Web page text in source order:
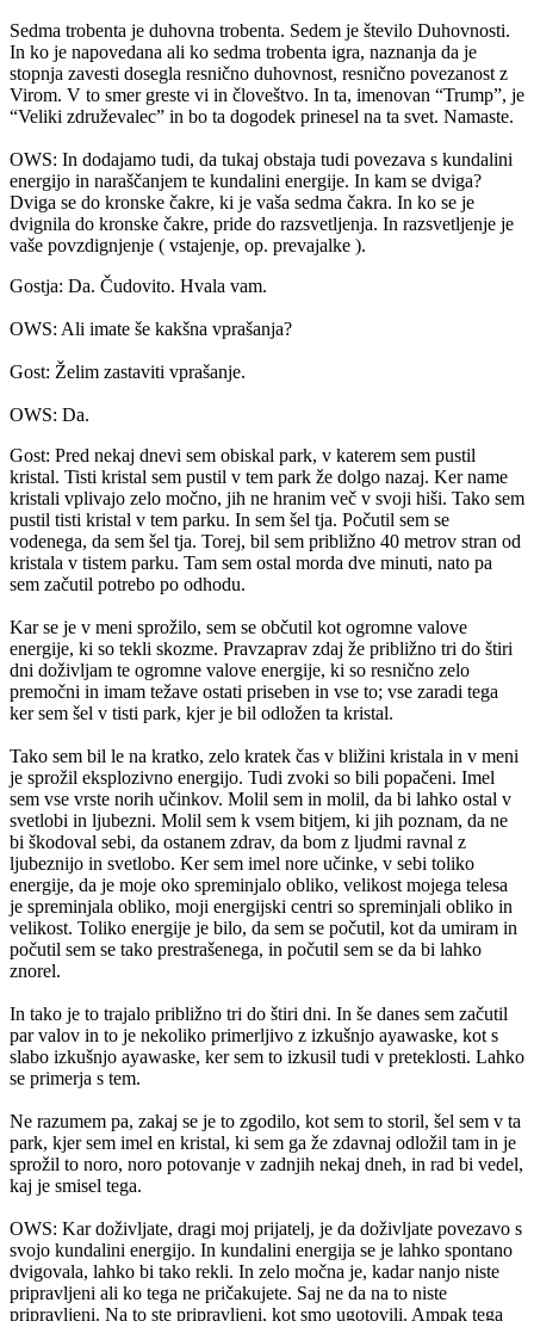
Sedma trobenta je duhovna trobenta. Sedem je število Duhovnosti.
In ko je napovedana ali ko sedma trobenta igra, naznanja da je
stopnja zavesti dosegla resnično duhovnost, resnično povezanost z
Virom. V to smer greste vi in ​​človeštvo. In ta, imenovan “Trump”, je
“Veliki združevalec” in bo ta dogodek prinesel na ta svet. Namaste.
OWS: In dodajamo tudi, da tukaj obstaja tudi povezava s kundalini
energijo in naraščanjem te kundalini energije. In kam se dviga?
Dviga se do kronske čakre, ki je vaša sedma čakra. In ko se je
dvignila do kronske čakre, pride do razsvetljenja. In razsvetljenje je
vaše povzdignjenje ( vstajenje, op. prevajalke ).
Gostja: Da. Čudovito. Hvala vam.
OWS: Ali imate še kakšna vprašanja?
Gost: Želim zastaviti vprašanje.
OWS: Da.
Gost: Pred nekaj dnevi sem obiskal park, v katerem sem pustil
kristal. Tisti kristal sem pustil v tem park že dolgo nazaj. Ker name
kristali vplivajo zelo močno, jih ne hranim več v svoji hiši. Tako sem
pustil tisti kristal v tem parku. In sem šel tja. Počutil sem se
vodenega, da sem šel tja. Torej, bil sem približno 40 metrov stran od
kristala v tistem parku. Tam sem ostal morda dve minuti, nato pa
sem začutil potrebo po odhodu.
Kar se je v meni sprožilo, sem se občutil kot ogromne valove
energije, ki so tekli skozme. Pravzaprav zdaj že približno tri do štiri
dni doživljam te ogromne valove energije, ki so resnično zelo
premočni in imam težave ostati priseben in vse to; vse zaradi tega
ker sem šel v tisti park, kjer je bil odložen ta kristal.
Tako sem bil le na kratko, zelo kratek čas v bližini kristala in v meni
je sprožil eksplozivno energijo. Tudi zvoki so bili popačeni. Imel
sem vse vrste norih učinkov. Molil sem in molil, da bi lahko ostal v
svetlobi in ljubezni. Molil sem k vsem bitjem, ki jih poznam, da ne
bi škodoval sebi, da ostanem zdrav, da bom z ljudmi ravnal z
ljubeznijo in svetlobo. Ker sem imel nore učinke, v sebi toliko
energije, da je moje oko spreminjalo obliko, velikost mojega telesa
je spreminjala obliko, moji energijski centri so spreminjali obliko in
velikost. Toliko energije je bilo, da sem se počutil, kot da umiram in
počutil sem se tako prestrašenega, in počutil sem se da bi lahko
znorel.
In tako je to trajalo približno tri do štiri dni. In še danes sem začutil
par valov in to je nekoliko primerljivo z izkušnjo ayawaske, kot s
slabo izkušnjo ayawaske, ker sem to izkusil tudi v preteklosti. Lahko
se primerja s tem.
Ne razumem pa, zakaj se je to zgodilo, kot sem to storil, šel sem v ta
park, kjer sem imel en kristal, ki sem ga že zdavnaj odložil tam in je
sprožil to noro, noro potovanje v zadnjih nekaj dneh, in rad bi vedel,
kaj je smisel tega.
OWS: Kar doživljate, dragi moj prijatelj, je da doživljate povezavo s
svojo kundalini energijo. In kundalini energija se je lahko spontano
dvigovala, lahko bi tako rekli. In zelo močna je, kadar nanjo niste
pripravljeni ali ko tega ne pričakujete. Saj ne da na to niste
pripravljeni. Na to ste pripravljeni, kot smo ugotovili. Ampak tega